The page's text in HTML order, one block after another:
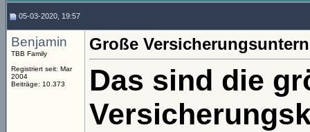
05-03-2020, 19:57
Benjamin
TBB Family
Registriert seit: Mar
2004
Beiträge: 10.373
Große
Das sind die